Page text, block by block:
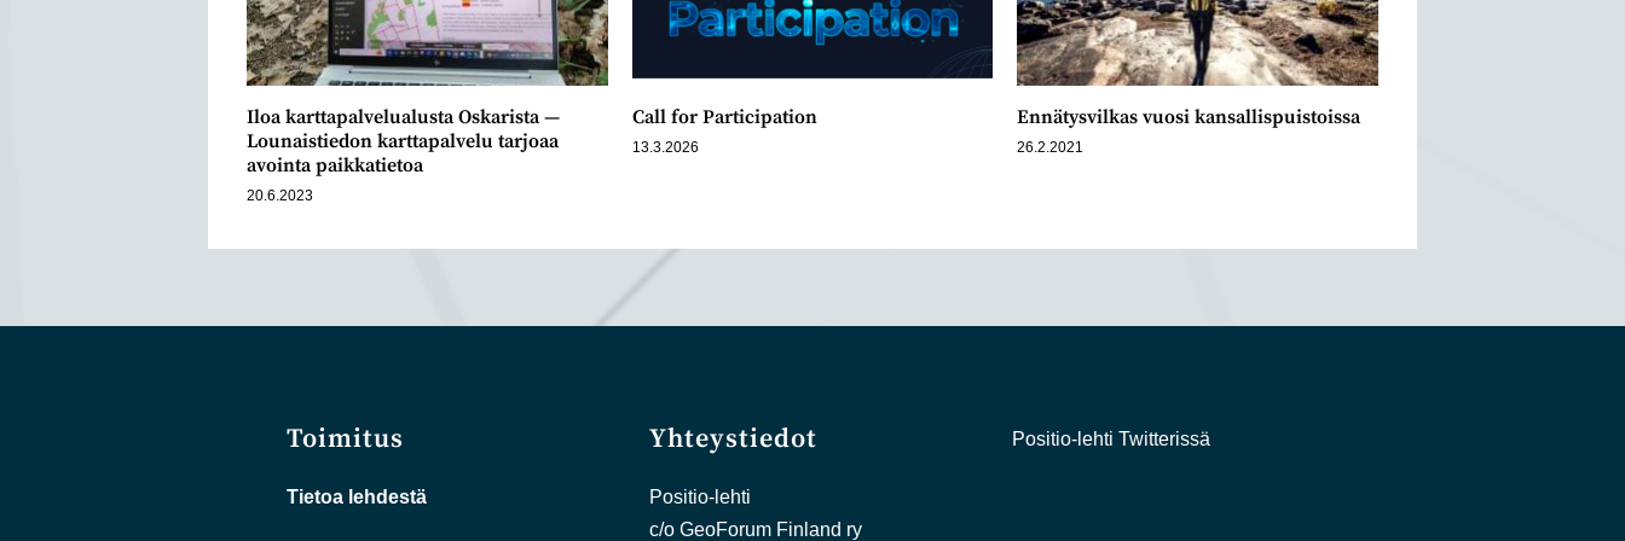
Iloa karttapalvelualusta Oskarista —
Lounaistiedon karttapalvelu tarjoaa
avointa paikkatietoa
20.6.2023
Call for Participation
13.3.2026
Ennätysvilkas vuosi kansallispuistoissa
26.2.2021
Toimitus
Tietoa lehdestä
Yhteystiedot
Positio-lehti
c/o GeoForum Finland ry
Positio-lehti Twitterissä